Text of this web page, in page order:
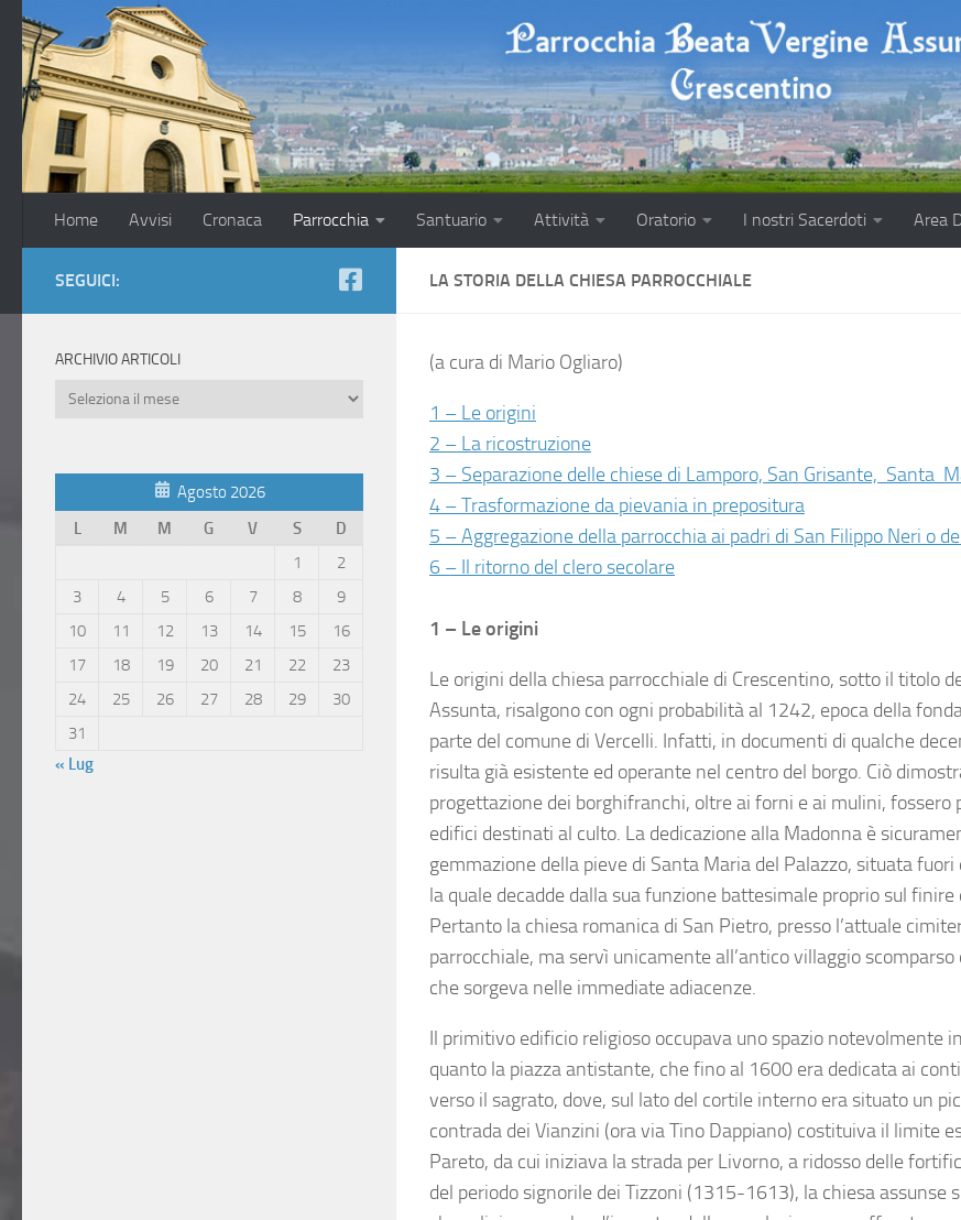
Salta al contenuto
Home Avvisi Cronaca Parrocchia Santuario Attività Oratorio I nostri Sacerdoti Area
LA STORIA DELLA CHIESA PARROCCHIALE
(a cura di Mario Ogliaro)
1 – Le origini
2 – La ricostruzione
3 – Separazione delle chiese di Lamporo, San Grisante, Santa
4 – Trasformazione da pievania in prepositura
5 – Aggregazione della parrocchia ai padri di San Filippo Neri o
6 – Il ritorno del clero secolare
1 – Le origini
Le origini della chiesa parrocchiale di Crescentino, sotto il titolo
Assunta, risalgono con ogni probabilità al 1242, epoca della
parte del comune di Vercelli. Infatti, in documenti di qualche
risulta già esistente ed operante nel centro del borgo. Ciò
progettazione dei borghifranchi, oltre ai forni e ai mulini, fossero
edifici destinati al culto. La dedicazione alla Madonna è
gemmazione della pieve di Santa Maria del Palazzo, situata
la quale decadde dalla sua funzione battesimale proprio sul finire
Pertanto la chiesa romanica di San Pietro, presso l’attuale
parrocchiale, ma servì unicamente all’antico villaggio scomparso
che sorgeva nelle immediate adiacenze.
Il primitivo edificio religioso occupava uno spazio notevolmente
quanto la piazza antistante, che fino al 1600 era dedicata ai
verso il sagrato, dove, sul lato del cortile interno era situato un
contrada dei Vianzini (ora via Tino Dappiano) costituiva il limite
Pareto, da cui iniziava la strada per Livorno, a ridosso delle
del periodo signorile dei Tizzoni (1315-1613), la chiesa assunse
SEGUICI:
ARCHIVIO ARTICOLI
Archivio
Agosto 2026
L
M M G V S
D
1
2
3
4 5 6 7 8
9
10
11 12 13 14 15
16
17
18 19 20 21 22
23
24
25 26 27 28 29
30
31
« Lug